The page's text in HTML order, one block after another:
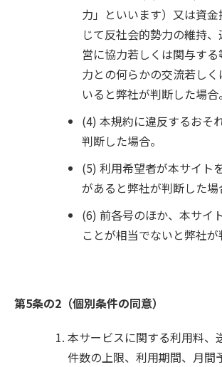
力」といいます）又は資
じて反社会的勢力の維持
営に協力若しくは関与す
力との何らかの交流若し
いると弊社が判断した場合。
(4) 本規約に違反するおそ
判断した場合。
(5) 利用希望者が本サイト
があると弊社が判断した場
(6) 前各号のほか、本サイ
ことが相当でないと弊社が
第5条の2（個別条件の同意）
本サービスに関する利用料、
件数の上限、利用期間、月間